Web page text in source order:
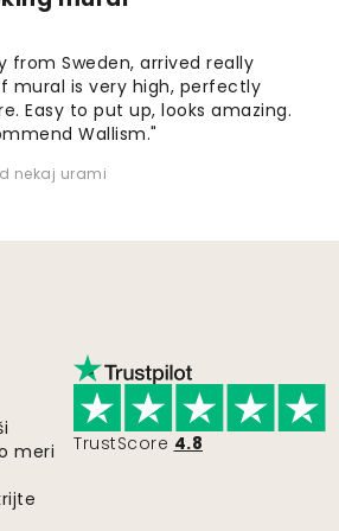
from Sweden, arrived really
mural is very high, perfectly
Easy to put up, looks amazing.
Wallism."
nekaj urami
meri
TrustScore 4.8